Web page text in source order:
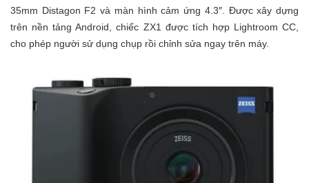
35mm Distagon F2 và màn hình cảm ứng 4.3″. Được xây dựng
trên nền tảng Android, chiếc ZX1 được tích hợp Lightroom CC,
cho phép người sử dụng chụp rồi chỉnh sửa ngay trên máy.